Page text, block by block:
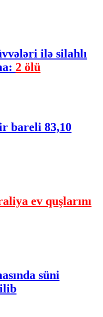
ilə silahlı
2 ölü
bareli 83,10
ev quşlarını
süni